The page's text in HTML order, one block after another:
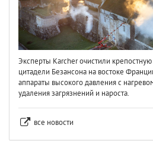
Эксперты Karcher очистили
цитадели Безансона на востоке
аппараты высокого давления с
удаления загрязнений и нароста.
все новости